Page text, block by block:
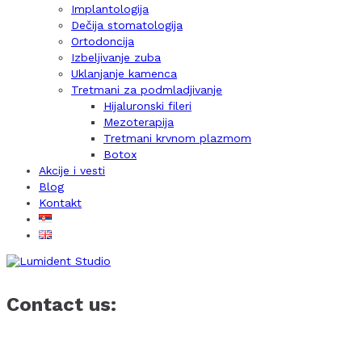
Implantologija
Dečija stomatologija
Ortodoncija
Izbeljivanje zuba
Uklanjanje kamenca
Tretmani za podmladjivanje
Hijaluronski fileri
Mezoterapija
Tretmani krvnom plazmom
Botox
Akcije i vesti
Blog
Kontakt
Contact us: